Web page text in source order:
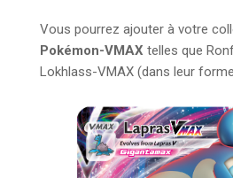
Vous pourrez ajouter à votre
Pokémon-VMAX telles que
Lokhlass-VMAX (dans leur